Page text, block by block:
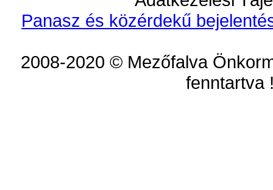
Panasz és közérdekű
2008-2020 © Mezőfalva
fenntartva